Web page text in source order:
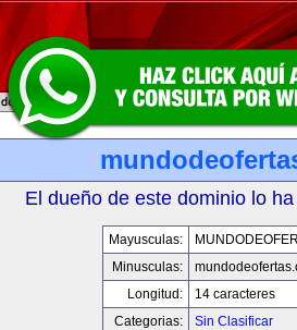
El dueño de este dominio lo
Mayusculas:
Minusculas:
Longitud:
14 caracteres
Categorias:
Sin Clasificar